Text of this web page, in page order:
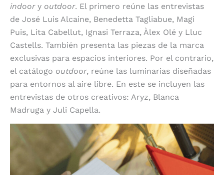
indoory outdoor. El primero reúne las entrevistas
de José Luis Alcaine, Benedetta Tagliabue, Magi
Puis, Lita Cabellut, Ignasi Terraza, Àlex Olé y Lluc
Castells. También presenta las piezas de la marca
exclusivas para espacios interiores. Por el contrario,
el catálogo outdoor, reúne las luminarias diseñadas
para entornos al aire libre. En este se incluyen las
entrevistas de otros creativos: Aryz, Blanca
Madruga y Juli Capella.